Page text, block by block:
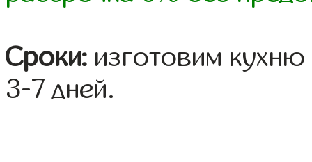
Сроки: изготовим
3-7 дней.